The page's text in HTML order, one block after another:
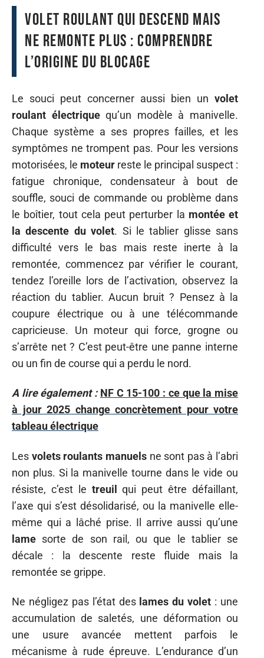
Volet roulant qui descend mais
ne remonte plus : comprendre
l’origine du blocage
Le souci peut concerner aussi bien un volet
roulant électriquequ’un modèle à manivelle.
Chaque système a ses propres failles, et les
symptômes ne trompent pas. Pour les versions
motorisées, le moteur reste le principal suspect :
fatigue chronique, condensateur à bout de
souffle, souci de commande ou problème dans
le boîtier, tout cela peut perturber la montée et
la descente du volet. Si le tablier glisse sans
difficulté vers le bas mais reste inerte à la
remontée, commencez par vérifier le courant,
tendez l’oreille lors de l’activation, observez la
réaction du tablier. Aucun bruit ? Pensez à la
coupure électrique ou à une télécommande
capricieuse. Un moteur qui force, grogne ou
s’arrête net ? C’est peut-être une panne interne
ou un fin de course qui a perdu le nord.
A lire également : NF C 15-100 : ce que la mise
à jour 2025 change concrètement pour votre
tableau électrique
Les volets roulants manuelsne sont pas à l’abri
non plus. Si la manivelle tourne dans le vide ou
résiste, c’est le treuil qui peut être défaillant,
l’axe qui s’est désolidarisé, ou la manivelle elle-
même qui a lâché prise. Il arrive aussi qu’une
lame sorte de son rail, ou que le tablier se
décale : la descente reste fluide mais la
remontée se grippe.
Ne négligez pas l’état des lames du volet : une
accumulation de saletés, une déformation ou
une usure avancée mettent parfois le
mécanisme à rude épreuve. L’endurance d’un